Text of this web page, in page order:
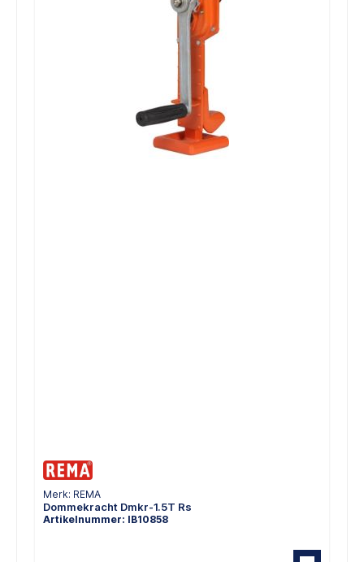
Merk: REMA
Dommekracht Dmkr-1.5T Rs
Artikelnummer: IB10858